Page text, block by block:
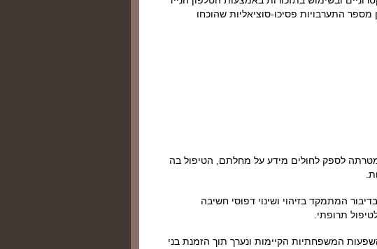
התערבויות פסיכו-סוציאליות שהוכחו
לספק לחולים מידע על מחלתם, הטיפול בה
המתמקד בזיהוי ושינוי דפוסי חשיבה
תרופתי.
המשפחתיות הקיימות ונערך תוך הזמנת בני